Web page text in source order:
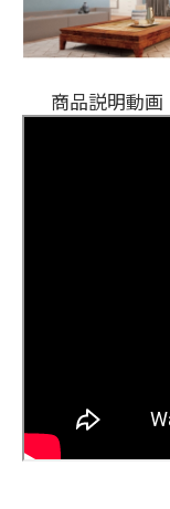
商品説明動画